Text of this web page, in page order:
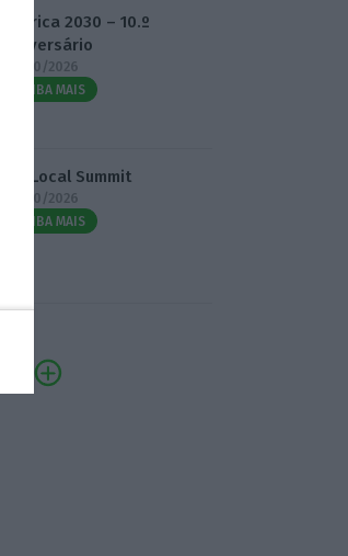
Fábrica 2030 – 10.º
Aniversário
14/10/2026
SAIBA MAIS
3.º Local Summit
07/10/2026
SAIBA MAIS